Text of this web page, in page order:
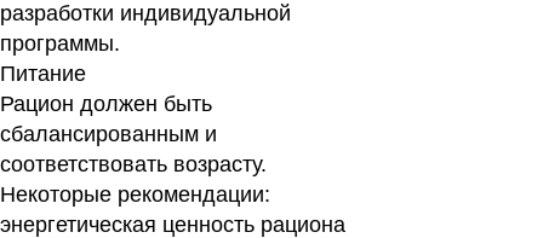
разработки индивидуальной
программы.
Питание
Рацион должен быть
сбалансированным и
соответствовать возрасту.
Некоторые рекомендации:
энергетическая ценность рациона